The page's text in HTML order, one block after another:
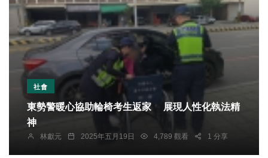
社會
東勢警暖心協助輪椅考生返家 展現人性化執法精
神
林獻元 2025年五月19日 4,789 觀看 1 分享